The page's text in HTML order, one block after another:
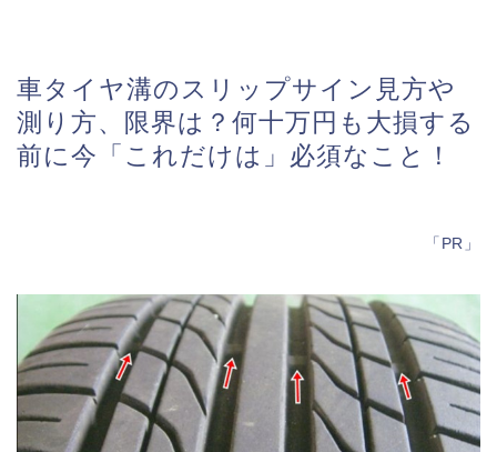
車タイヤ溝のスリップサイン見方や
測り方、限界は？何十万円も大損する
前に今「これだけは」必須なこと！
「PR」